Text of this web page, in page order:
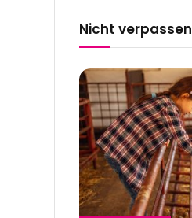
Nicht verpassen